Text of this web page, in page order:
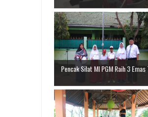
Pencak Silat MI PGM Raih 3 Emas 7